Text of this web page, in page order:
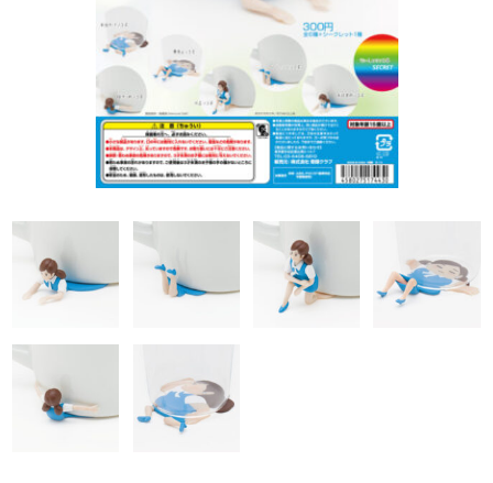
ベルセルク
トミカ
「トミカ」全て
マーベルトミカ
トミカ プレミアム
赤箱トミカ
ドリームトミカ
バス
「バス」全て
トミカ
アドウィング製
トミーテック製
その他国産品
輸入品
トラック
「トラック」全て
トミーテック製
電車
1/64スケール
「1/64スケール」全て
「1/43スケール」全て
トミーテック
ガンダム
キン肉マン
ウルトラマン系
その他